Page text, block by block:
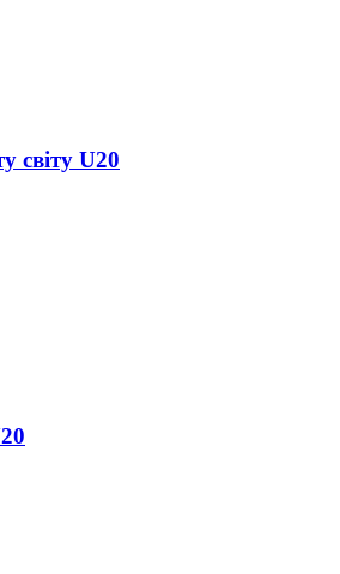
світу U20